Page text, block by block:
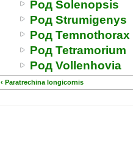
Род Solenopsis
Род Strumigenys
Род Temnothorax
Род Tetramorium
Род Vollenhovia
‹ Paratrechina longicornis